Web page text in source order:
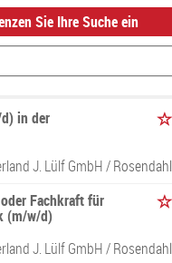
Sie Ihre Suche ein
in der
J. Lülf GmbH/ Rosendahl
Fachkraft für
(m/w/d)
J. Lülf GmbH/ Rosendahl